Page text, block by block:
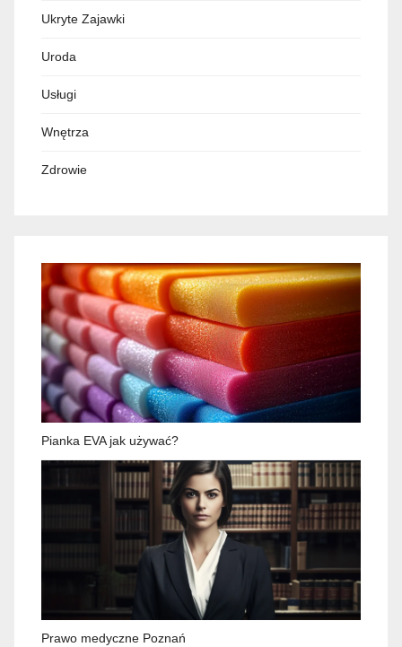
Ukryte Zajawki
Uroda
Usługi
Wnętrza
Zdrowie
Pianka EVA jak używać?
Prawo medyczne Poznań